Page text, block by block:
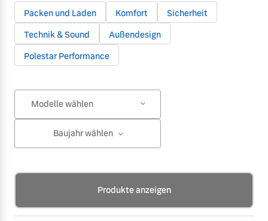
Packen und Laden Komfort
Sicherheit
Technik & Sound
Außendesign
Polestar Performance
Modelle wählen
Baujahr wählen
Produkte anzeigen